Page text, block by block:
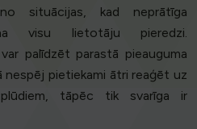
situācijas, kad neprātīga
visu lietotāju pieredzi.
palīdzēt parastā pieauguma
nespēj pietiekami ātri reaģēt uz
tāpēc tik svarīga ir